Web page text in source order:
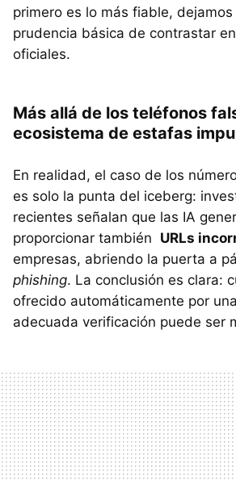
primero es lo más fiable,
prudencia básica de contrastar
oficiales.
Más allá de los teléfonos
ecosistema de estafas
En realidad, el caso de los
es solo la punta del iceberg:
recientes señalan que las IA
proporcionar también URLs
empresas, abriendo la puerta a
phishing. La conclusión es clara:
ofrecido automáticamente por
adecuada verificación puede ser